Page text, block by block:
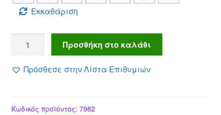
Εκκαθάριση
αστυνομικού
Δίωξης
ποσότητα
Προσθήκη στο καλάθι
Πρόσθεσε στην Λίστα Επιθυμιών
Κωδικός προϊόντος: 7982